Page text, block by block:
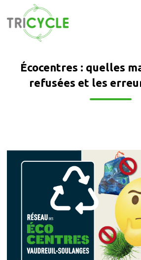
Écocentres : quelles
refusées et les